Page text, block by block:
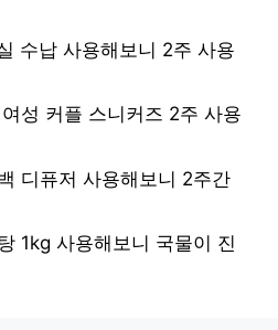
수납 사용해보니 2주 사용
성 커플 스니커즈 2주 사용
디퓨저 사용해보니 2주간
1kg 사용해보니 국물이 진